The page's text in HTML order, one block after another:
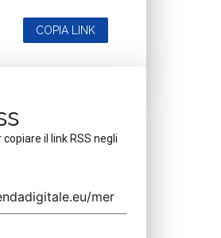
COPIA LINK
il link RSS negli